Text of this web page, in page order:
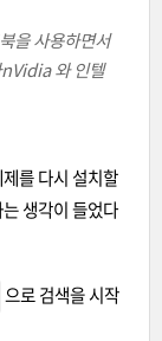
을 사용하면서
nVidia 와 인텔
를 다시 설치할
생각이 들었다
으로 검색을 시작